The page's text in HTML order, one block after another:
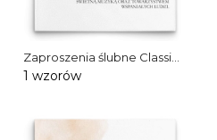
Zaproszenia ślubne Classic
White
1 wzorów